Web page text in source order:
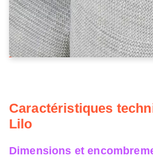
Caractéristiques
Lilo
Dimensions et